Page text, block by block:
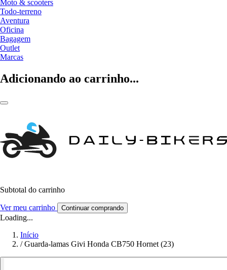
Moto & scooters
Todo-terreno
Aventura
Oficina
Bagagem
Outlet
Marcas
Adicionando ao carrinho...
Subtotal do carrinho
Ver meu carrinho Continuar comprando
Loading...
Início
/ Guarda-lamas Givi Honda CB750 Hornet (23)